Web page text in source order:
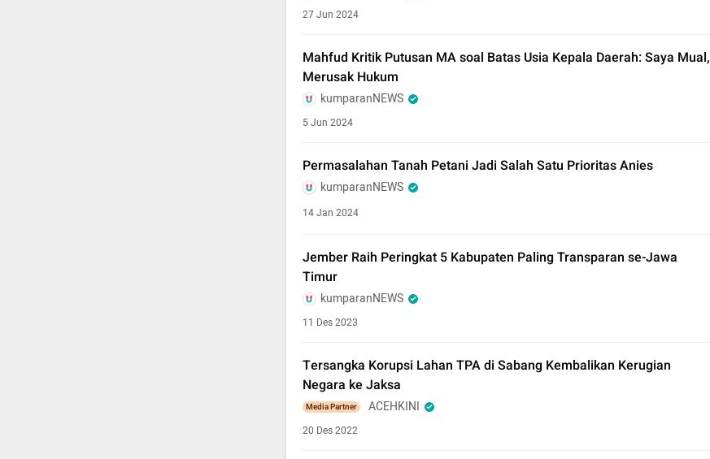
27 Jun 2024
Mahfud Kritik Putusan MA soal Batas Usia Kepala Daerah: Saya Mual,
Merusak Hukum
kumparanNEWS
5 Jun 2024
Permasalahan Tanah Petani Jadi Salah Satu Prioritas Anies
kumparanNEWS
14 Jan 2024
Jember Raih Peringkat 5 Kabupaten Paling Transparan se-Jawa
Timur
kumparanNEWS
11 Des 2023
Tersangka Korupsi Lahan TPA di Sabang Kembalikan Kerugian
Negara ke Jaksa
Media Partner ACEHKINI
20 Des 2022